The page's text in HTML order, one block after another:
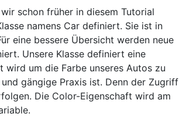
schon früher in diesem Tutorial
namens Car definiert. Sie ist in
eine bessere Übersicht werden neue
Unsere Klasse definiert eine
wird um die Farbe unseres Autos zu
gängige Praxis ist. Denn der Zugriff
Die Color-Eigenschaft wird am